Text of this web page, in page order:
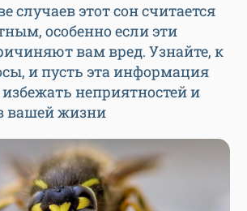
случаев этот сон считается
особенно если эти
вам вред. Узнайте, к
и пусть эта информация
неприятностей и
вашей жизни